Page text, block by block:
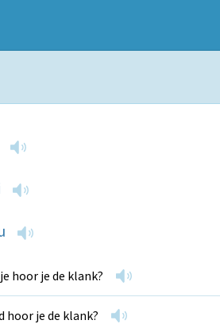
hoor je de klank?
hoor je de klank?